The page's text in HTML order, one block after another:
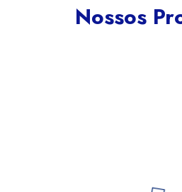
Nossos